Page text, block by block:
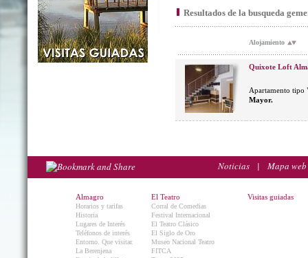
Resultados de la busqueda
Alojamiento
Quixote Loft
Apartamento tipo
Mayor.
Noticias | Mapa web
Almagro
Horarios y tarifas
Historia
Lugares de Interés
Teléfonos de interés
Entorno. Que visitar.
La Berenjena
El Teatro
Corral de Comedias
Festival Internacional
El Teatro Clásico
El Siglo de Oro
Museo Nacional Teatro
FITCA
Visitas guiadas